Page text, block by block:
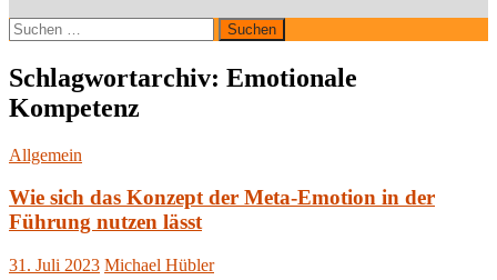
Suchen
nach:
Schlagwortarchiv: Emotionale
Kompetenz
Allgemein
Wie sich das Konzept der Meta-Emotion in der
Führung nutzen lässt
31. Juli 2023 Michael Hübler